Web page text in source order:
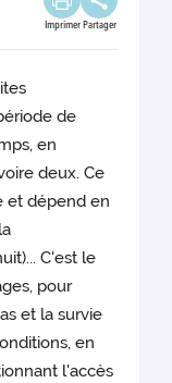
Imprimer Partager
de
en
deux. Ce
et dépend en
C'est le
pour
et la survie
en
l'accès